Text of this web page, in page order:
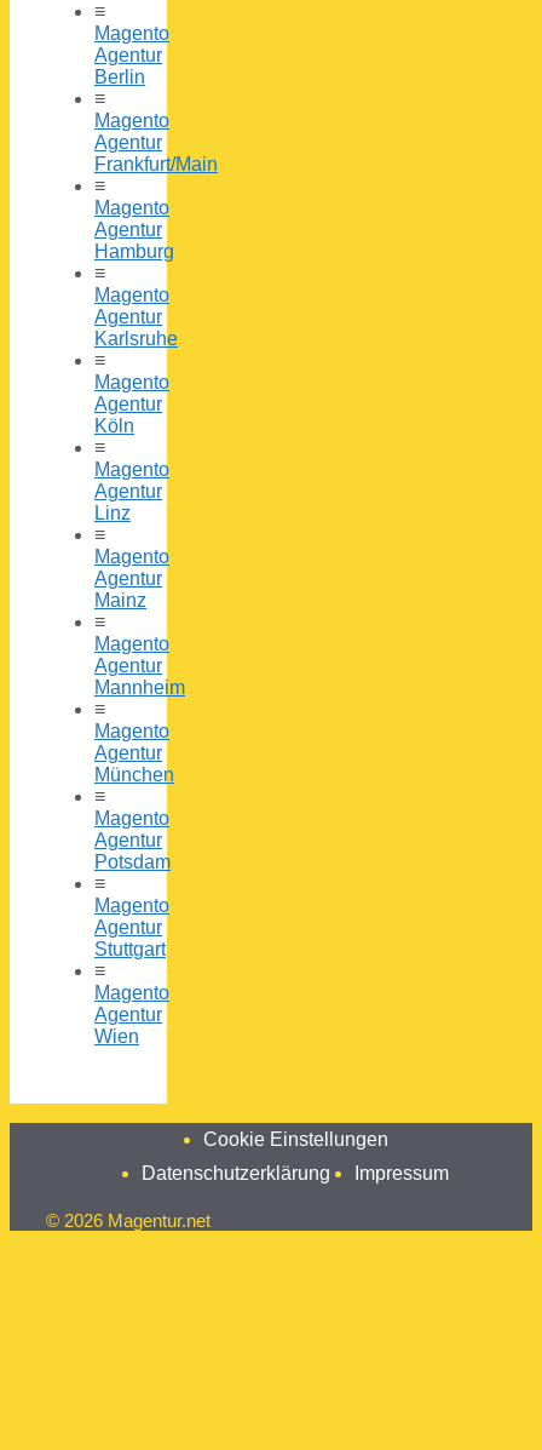
≡
Magento
Agentur
Berlin
≡
Magento
Agentur
Frankfurt/Main
≡
Magento
Agentur
Hamburg
≡
Magento
Agentur
Karlsruhe
≡
Magento
Agentur
Köln
≡
Magento
Agentur
Linz
≡
Magento
Agentur
Mainz
≡
Magento
Agentur
Mannheim
≡
Magento
Agentur
München
≡
Magento
Agentur
Potsdam
≡
Magento
Agentur
Stuttgart
≡
Magento
Agentur
Wien
Cookie Einstellungen
Datenschutzerklärung
Impressum
© 2026 Magentur.net